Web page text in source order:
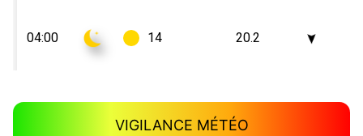
VIGILANCE MÉTÉO